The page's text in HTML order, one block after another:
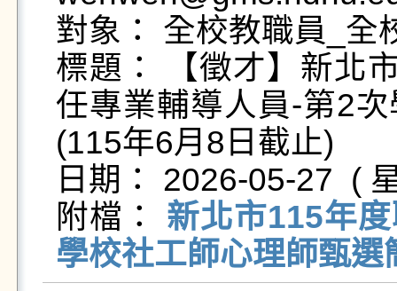
對象： 全校教職員_全
標題： 【徵才】新北
任專業輔導人員-第2
(115年6月8日截止)
日期： 2026-05-27  (
附檔： 新北市115年
學校社工師心理師甄